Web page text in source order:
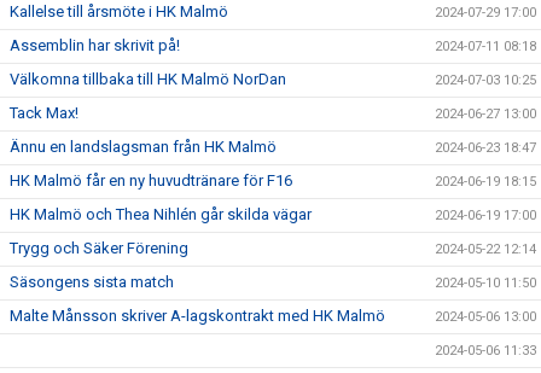
Kallelse till årsmöte i HK Malmö 2024-07-29 17:00
Assemblin har skrivit på! 2024-07-11 08:18
Välkomna tillbaka till HK Malmö NorDan 2024-07-03 10:25
Tack Max! 2024-06-27 13:00
Ännu en landslagsman från HK Malmö 2024-06-23 18:47
HK Malmö får en ny huvudtränare för F16 2024-06-19 18:15
HK Malmö och Thea Nihlén går skilda vägar 2024-06-19 17:00
Trygg och Säker Förening 2024-05-22 12:14
Säsongens sista match 2024-05-10 11:50
Malte Månsson skriver A-lagskontrakt med HK Malmö 2024-05-06 13:00
2024-05-06 11:33